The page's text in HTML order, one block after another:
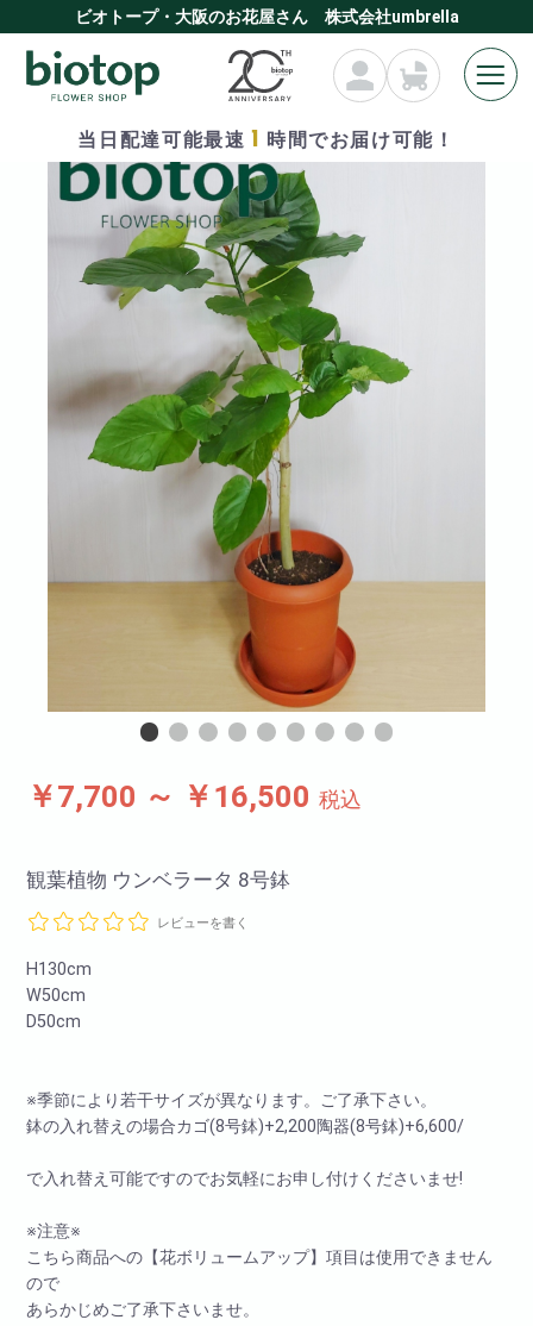
ビオトープ・大阪のお花屋さん 株式会社umbrella
当日配達可能最速 1 時間でお届け可能！
￥7,700 ～ ￥16,500 税込
観葉植物 ウンベラータ 8号鉢
レビューを書く
H130cm
W50cm
D50cm
※季節により若干サイズが異なります。ご了承下さい。
鉢の入れ替えの場合カゴ(8号鉢)+2,200陶器(8号鉢)+6,600/
で入れ替え可能ですのでお気軽にお申し付けくださいませ!
※注意※
こちら商品への【花ボリュームアップ】項目は使用できません
ので
あらかじめご了承下さいませ。